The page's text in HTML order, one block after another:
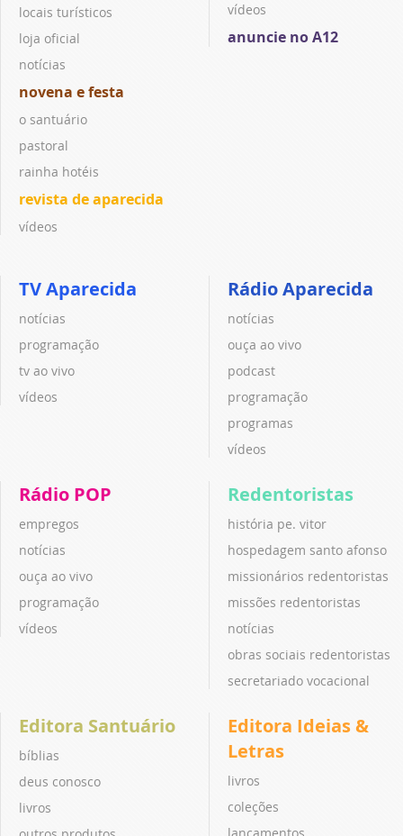
locais turísticos
loja oficial
notícias
novena e festa
o santuário
pastoral
rainha hotéis
revista de aparecida
vídeos
vídeos
anuncie no A12
TV Aparecida
notícias
programação
tv ao vivo
vídeos
Rádio Aparecida
notícias
ouça ao vivo
podcast
programação
programas
vídeos
Rádio POP
empregos
notícias
ouça ao vivo
programação
vídeos
Redentoristas
história pe. vitor
hospedagem santo afonso
missionários redentoristas
missões redentoristas
notícias
obras sociais redentoristas
secretariado vocacional
Editora Santuário
bíblias
deus conosco
livros
Editora Ideias &
Letras
livros
coleções